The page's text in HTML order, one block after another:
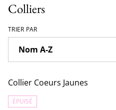
Colliers
TRIER PAR
Collier Coeurs Jaunes
ÉPUISÉ